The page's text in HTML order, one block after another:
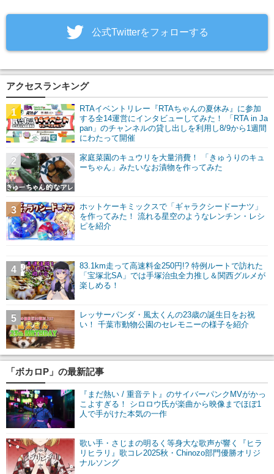
‎公式Twitterをフォローする
アクセスランキング
RTAイベントリレー『RTAちゃんの夏休み』に参加
する全14運営にインタビューしてみた！ 「RTA in Ja
pan」のチャンネルの貸し出しを利用し8/9から1週間
にわたって開催
1
家庭菜園のキュウリを大量消費！ 「きゅうりのキュ
ーちゃん」みたいなお漬物を作ってみた
2
ホットケーキミックスで「ギャラクシードーナツ」
を作ってみた！ 流れる星空のようなレンチン・レシ
ピを紹介
3
83.1km走って高速料金250円!? 特例ルートで訪れた
「宝塚北SA」では手塚治虫全力推し＆関西グルメが
楽しめる！
4
レッサーパンダ・風太くんの23歳の誕生日をお祝
い！ 千葉市動物公園のセレモニーの様子を紹介
5
「ボカロP」の最新記事
『まだ熱い / 重音テト』のサイバーパンクMVがかっ
こよすぎる！ シロロウ氏が楽曲から映像までほぼ1
人で手がけた本気の一作
歌い手・さじまの明るく等身大な歌声が響く『ヒラ
リヒラリ』歌コレ2025秋・Chinozo部門優勝オリジ
ナルソング